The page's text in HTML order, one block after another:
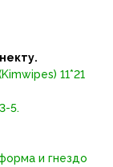
11*21
5.
и гнездо